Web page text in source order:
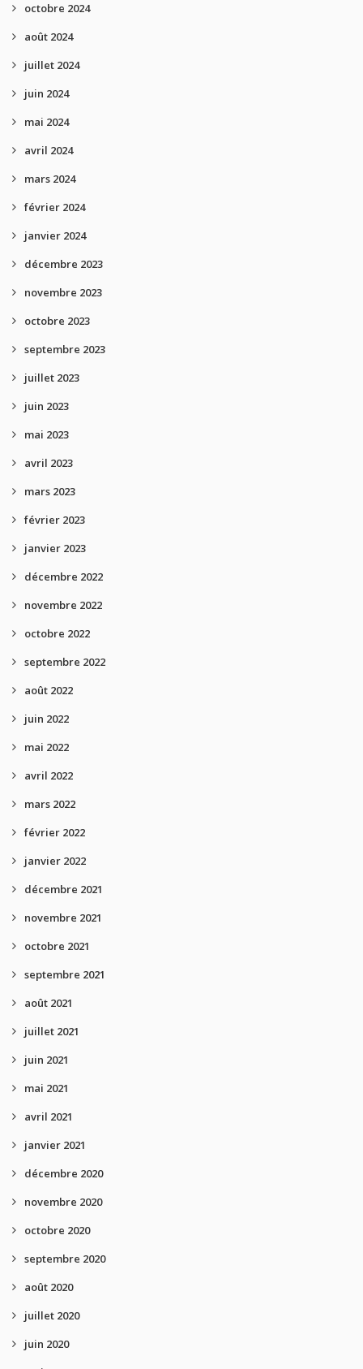
octobre 2024
août 2024
juillet 2024
juin 2024
mai 2024
avril 2024
mars 2024
février 2024
janvier 2024
décembre 2023
novembre 2023
octobre 2023
septembre 2023
juillet 2023
juin 2023
mai 2023
avril 2023
mars 2023
février 2023
janvier 2023
décembre 2022
novembre 2022
octobre 2022
septembre 2022
août 2022
juin 2022
mai 2022
avril 2022
mars 2022
février 2022
janvier 2022
décembre 2021
novembre 2021
octobre 2021
septembre 2021
août 2021
juillet 2021
juin 2021
mai 2021
avril 2021
janvier 2021
décembre 2020
novembre 2020
octobre 2020
septembre 2020
août 2020
juillet 2020
juin 2020